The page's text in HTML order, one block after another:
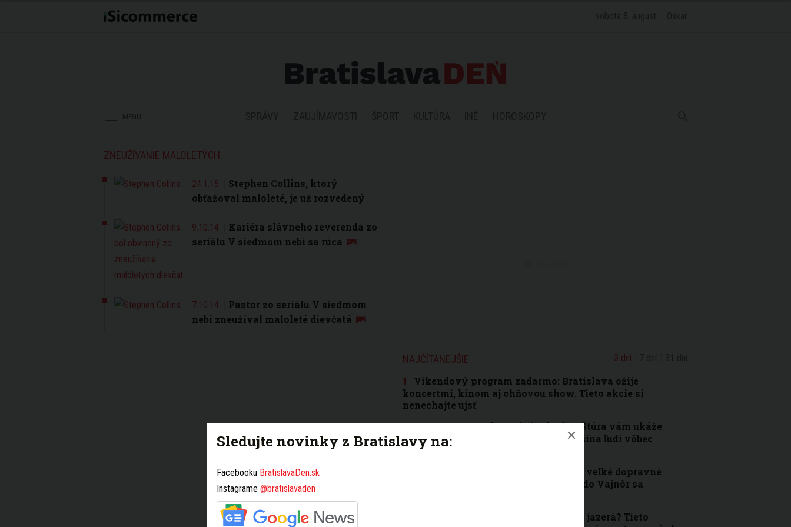
ZNEUŽÍVANIE MALOLETÝCH
24.1.15.
Stephen Collins, ktorý
obťažoval maloleté, je už rozvedený
9.10.14.
Kariéra slávneho reverenda zo
seriálu V siedmom nebi sa rúca
7.10.14.
Pastor zo seriálu V siedmom
nebi zneužíval maloleté dievčatá
NAJČÍTANEJŠIE 3 dni
Víkendový program zadarmo: Bratislava ožije
koncertmi, kinom aj ohňovou show. Tieto akcie si
nenechajte ujsť
ROZHOVOR: Rado z Nie je túra bez Štúra vám ukáže
miesta nielen v Bratislave, ktoré väčšina ľudí vôbec
nepozná
Bratislavská polícia upozorňuje na veľké dopravné
obmedzenia pre festival: Pred cestou do Vajnôr sa
Myslíte si, že poznáte bratislavské jazerá? Tieto
Sledujte novinky z Bratislavy na:
Facebooku BratislavaDen.sk
Instagrame @bratislavaden